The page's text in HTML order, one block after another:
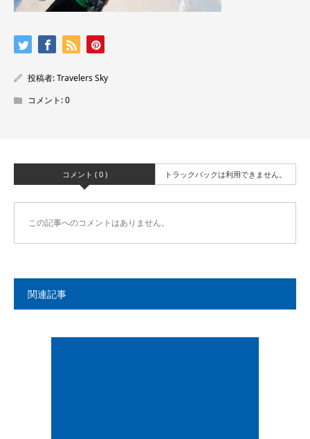
投稿者:Travelers Sky
コメント:0
コメント ( 0 ) トラックバックは利用できません。
この記事へのコメントはありません。
関連記事